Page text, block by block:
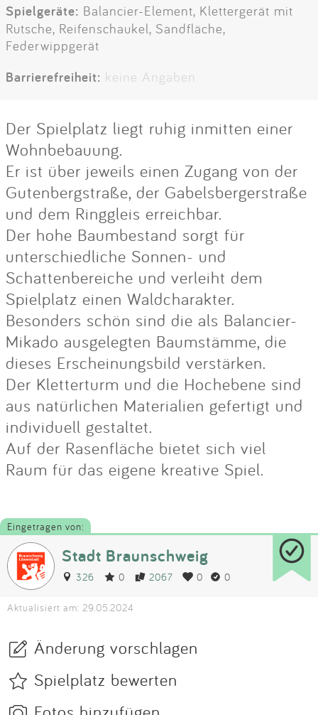
Spielgeräte: Balancier-Element, Klettergerät mit
Rutsche, Reifenschaukel, Sandfläche,
Federwippgerät
Barrierefreiheit: keine Angaben
Der Spielplatz liegt ruhig inmitten einer
Wohnbebauung.
Er ist über jeweils einen Zugang von der
Gutenbergstraße, der Gabelsbergerstraße
und dem Ringgleis erreichbar.
Der hohe Baumbestand sorgt für
unterschiedliche Sonnen- und
Schattenbereiche und verleiht dem
Spielplatz einen Waldcharakter.
Besonders schön sind die als Balancier-
Mikado ausgelegten Baumstämme, die
dieses Erscheinungsbild verstärken.
Der Kletterturm und die Hochebene sind
aus natürlichen Materialien gefertigt und
individuell gestaltet.
Auf der Rasenfläche bietet sich viel
Raum für das eigene kreative Spiel.
Eingetragen von:
Stadt Braunschweig
326 0 2067 0 0
Aktualisiert am: 29.05.2024
Änderung vorschlagen
Spielplatz bewerten